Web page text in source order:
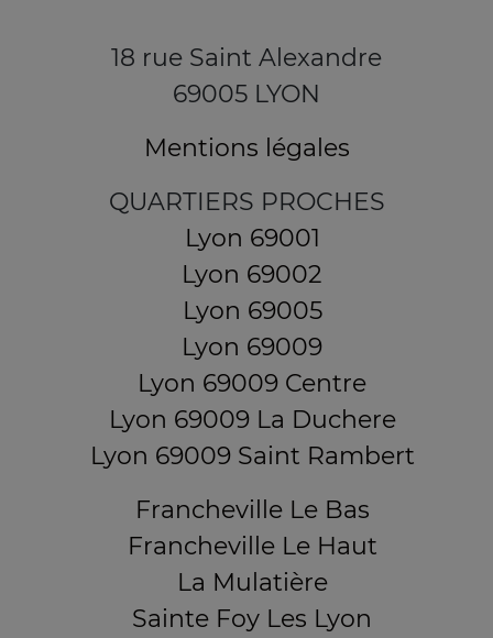
18 rue Saint Alexandre
69005 LYON
Mentions légales
QUARTIERS PROCHES
Lyon 69001
Lyon 69002
Lyon 69005
Lyon 69009
Lyon 69009 Centre
Lyon 69009 La Duchere
Lyon 69009 Saint Rambert
Francheville Le Bas
Francheville Le Haut
La Mulatière
Sainte Foy Les Lyon